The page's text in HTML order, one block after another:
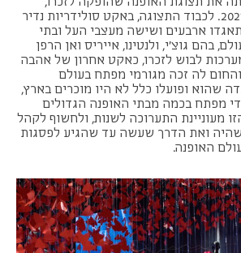
לאחר שנפטר בשנת 2021. לכבוד התצוגה, באקט סולידריות נדיר
ארבעים ושישה מעצבי העל ובתי
בהם גוצ'י, ולנטינו, אייריס ואן הרפן
לבוש לזכרו, כאקט אחרון של אהבה
לה זכה מגורמי מפתח בעולם
שהוא ופועלו כלל לא היו מוכרים בארץ,
מפתח בכמה מבתי האופנה הגדולים
מעוניינת התערוכה לשנות, ולחשוף לקהל
ואת הדרך שעשה עד שהגיע לפסגות
האופנה.